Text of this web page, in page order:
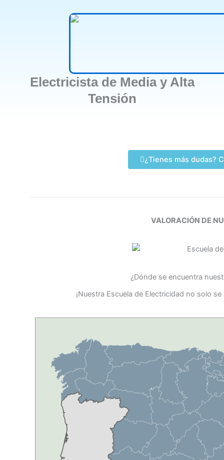
Electricista de Media y Alta
Tensión
¿Tienes más dudas?
VALORACIÓN DE
¿Dónde se encuentra
¡Nuestra Escuela de Electricidad no solo